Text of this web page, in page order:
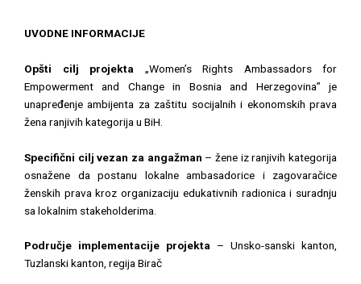
UVODNE INFORMACIJE
Opšti cilj projekta „Women’s Rights Ambassadors for
Empowerment and Change in Bosnia and Herzegovina” je
unapređenje ambijenta za zaštitu socijalnih i ekonomskih prava
žena ranjivih kategorija u BiH.
Specifični cilj vezan za angažman – žene iz ranjivih kategorija
osnažene da postanu lokalne ambasadorice i zagovaračice
ženskih prava kroz organizaciju edukativnih radionica i suradnju
sa lokalnim stakeholderima.
Područje implementacije projekta – Unsko-sanski kanton,
Tuzlanski kanton, regija Birač